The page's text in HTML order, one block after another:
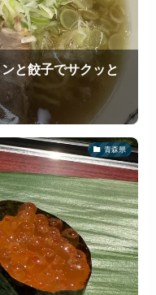
と餃子でサクッと
青森県